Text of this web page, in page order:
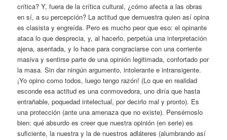
crítica? Y, fuera de la crítica cultural, ¿cómo afecta a las obras
en sí, a su percepción? La actitud que demuestra quien así opina
es clasista y engreída. Pero es mucho peor que eso: el opinante
ataca lo que desprecia, y, al hacerlo, perpetúa una interpretación
ajena, asentada, y lo hace para congraciarse con una corriente
masiva y sentirse parte de una opinión legitimada, confortado por
la masa. Sin dar ningún argumento, intolerante e intransigente.
¡Yo opino como todos, luego tengo razón! (Lo que en realidad
esconde esa actitud es una conmovedora, uno diría que hasta
entrañable, poquedad intelectual, por decirlo mal y pronto). Es
una protección (ante una amenaza que no existe). Pensémoslo
bien: qué absurdo es creer que nuestra opinión (en serie) es
suficiente, la nuestra y la de nuestros adláteres (alumbrando así